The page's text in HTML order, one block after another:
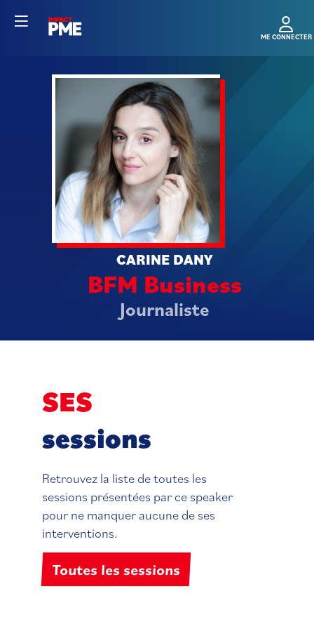
CD
CARINE DANY
BFM Business
Journaliste
SES
sessions
Retrouvez la liste de toutes les
sessions présentées par ce speaker
pour ne manquer aucune de ses
interventions.
Toutes les sessions